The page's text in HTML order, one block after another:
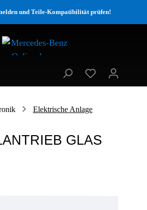
und Teile-Kompatibilität prüfen!
Elektrische Anlage
GLAS